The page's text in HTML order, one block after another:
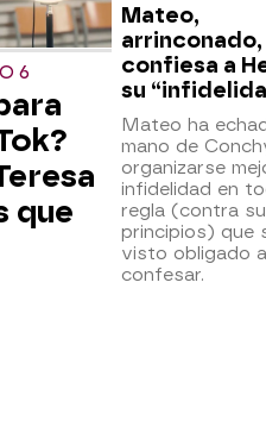
6
que
Mateo,
arrinconado,
confiesa a
su
Mateo ha
mano de
organizarse
infidelidad en
regla (contra
principios) que
visto obligado a
confesar.